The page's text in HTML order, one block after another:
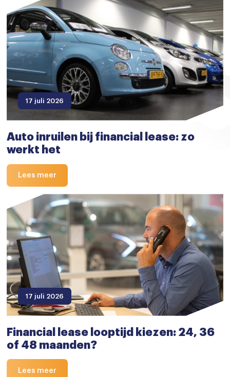
17 juli 2026
Auto inruilen bij financial lease: zo
werkt het
Lees meer
17 juli 2026
Financial lease looptijd kiezen: 24, 36
of 48 maanden?
Lees meer